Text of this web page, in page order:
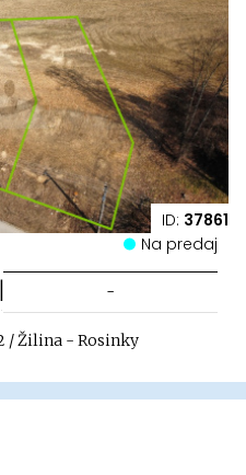
ID: 37861
Na predaj
| -
/ Žilina - Rosinky